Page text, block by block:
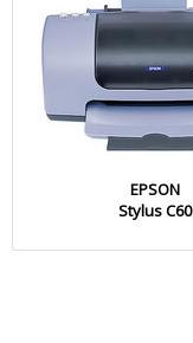
EPSON
Stylus C60